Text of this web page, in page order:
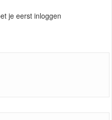
je eerst inloggen